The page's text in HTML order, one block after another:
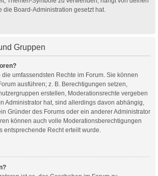
die Board-Administration gesetzt hat.
Gruppen
umfassendsten Rechte im Forum. Sie können
ausführen; z. B. Berechtigungen setzen,
erstellen, Moderationsrechte vergeben
Administrator hat, sind allerdings davon abhängig,
Gründer des Forums oder ein anderer Administrator
können auch volle Moderationsberechtigungen
entsprechende Recht erteilt wurde.